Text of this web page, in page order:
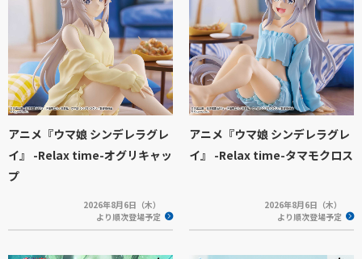
アニメ『ウマ娘 シンデレラグレ
イ』 -Relax time-オグリキャッ
プ
2026年8月6日（木）
より順次登場予定
アニメ『ウマ娘 シンデレラグレ
イ』 -Relax time-タマモクロス
2026年8月6日（木）
より順次登場予定